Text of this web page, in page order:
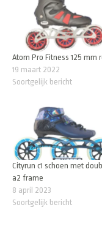
Atom Pro Fitness 125 mm
19 maart 2022
Soortgelijk bericht
Cityrun c1 schoen met
a2 frame
8 april 2023
Soortgelijk bericht